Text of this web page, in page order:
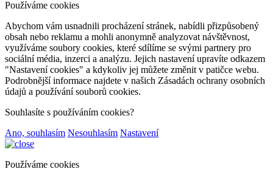
Používáme cookies
Abychom vám usnadnili procházení stránek, nabídli přizpůsobený
obsah nebo reklamu a mohli anonymně analyzovat návštěvnost,
využíváme soubory cookies, které sdílíme se svými partnery pro
sociální média, inzerci a analýzu. Jejich nastavení upravíte odkazem
"Nastavení cookies" a kdykoliv jej můžete změnit v patičce webu.
Podrobnější informace najdete v našich Zásadách ochrany osobních
údajů a používání souborů cookies.
Souhlasíte s používáním cookies?
Ano, souhlasím Nesouhlasím Nastavení
Používáme cookies